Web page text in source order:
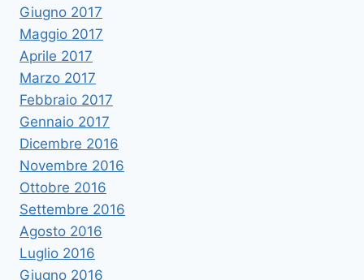
Giugno 2017
Maggio 2017
Aprile 2017
Marzo 2017
Febbraio 2017
Gennaio 2017
Dicembre 2016
Novembre 2016
Ottobre 2016
Settembre 2016
Agosto 2016
Luglio 2016
Giugno 2016